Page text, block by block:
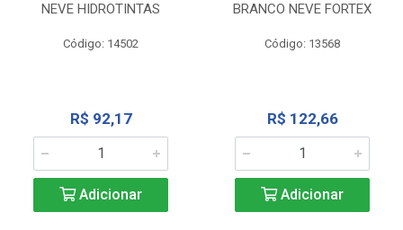
NEVE HIDROTINTAS
Código: 14502
R$ 92,17
Adicionar
BRANCO NEVE FORTEX
Código: 13568
R$ 122,66
Adicionar